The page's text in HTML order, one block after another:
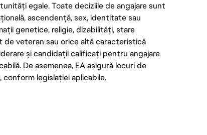
egale. Toate deciziile de angajare sunt
ascendență, sex, identitate sau
genetice, religie, dizabilități, stare
de veteran sau orice altă caracteristică
și candidații calificați pentru angajare
De asemenea, EA asigură locuri de
legislației aplicabile.